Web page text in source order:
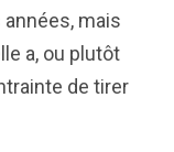
mais
a, ou plutôt
de tirer